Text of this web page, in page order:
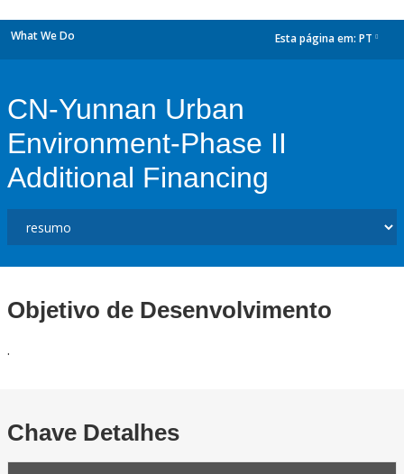
What We Do Esta página em: PT
CN-Yunnan Urban
Environment-Phase II
Additional Financing
Objetivo de Desenvolvimento
.
Chave Detalhes